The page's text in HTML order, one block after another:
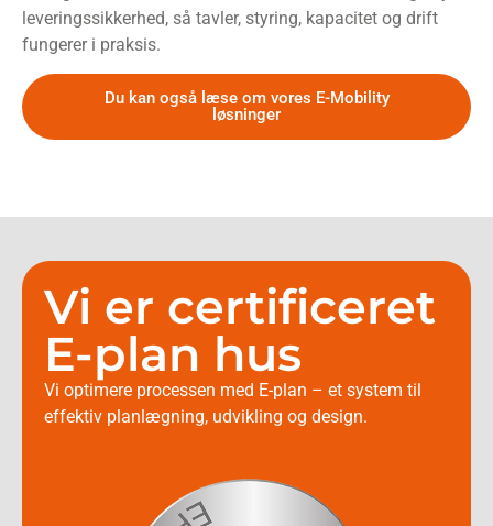
leveringssikkerhed, så tavler, styring, kapacitet og drift
fungerer i praksis.
Du kan også læse om vores E-Mobility
løsninger
Vi er certificeret
E-plan hus
Vi optimere processen med E-plan – et system til
effektiv planlægning, udvikling og design.